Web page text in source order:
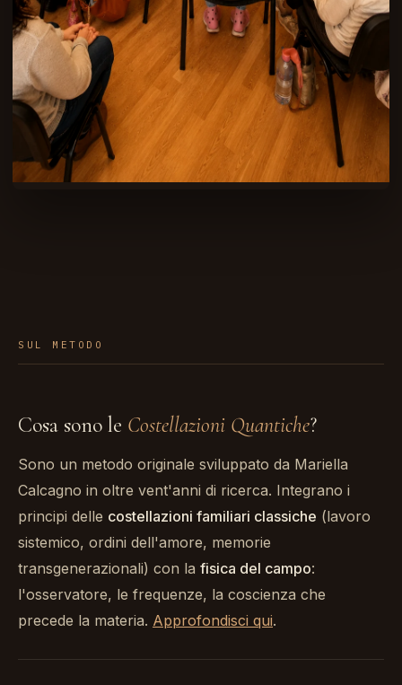
SUL METODO
Cosa sono le Costellazioni Quantiche?
Sono un metodo originale sviluppato da Mariella
Calcagno in oltre vent'anni di ricerca. Integrano i
principi delle costellazioni familiari classiche (lavoro
sistemico, ordini dell'amore, memorie
transgenerazionali) con la fisica del campo:
l'osservatore, le frequenze, la coscienza che
precede la materia. Approfondisci qui.